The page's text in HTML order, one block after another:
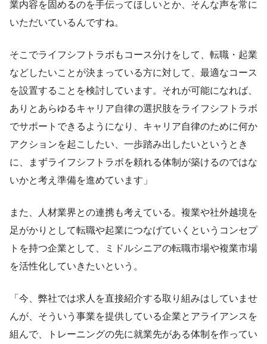
業内容を固めるのを手伝ってほしいとか、そんな声を常に
いただいているんですね。
そこでライフシフトラボもコース分けをして、転職・起業
などしたいことが決まっている方に対して、最適なコース
を設置することを検討しています。それが可能になれば、
ありとあらゆるキャリア自律の選択肢をライフシフトラボ
でサポートできるようになり、キャリア自律のために何か
アクションを起こしたい、一歩踏み出したいというとき
に、まずライフシフトラボを頼れる体制が築けるのではな
いかと考え準備を進めています」
また、人材業界との連携も考えている。複業や社外越境を
足がかりとして転職や起業につなげていくというコンセプ
トを持つ企業として、ミドルシニアの転職市場や複業市場
を活性化していきたいという。
「今、弊社では求人を直接紹介する取り組みはしていませ
んが、そういう事業を提供している企業とアライアンスを
組んで、トレーニングの先に就業先がある体制を作ってい